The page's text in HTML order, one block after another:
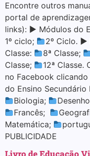
Encontre outros
portal de
links): ▶ Módulos do
1º ciclo;
2º Ciclo. ▶
Classe:
8ª Classe;
Classe;
12ª Classe.
no Facebook
do Ensino Secundário
Biologia;
Francês;
Matemática;
PUBLICIDADE